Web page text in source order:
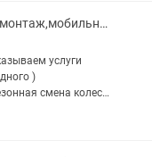
Выездной шиномонтаж,мобильный шиномонтаж на выезд ремонт колеса
услуги
)
смена колес/
Ремонт шин